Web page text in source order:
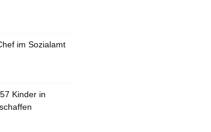
im Sozialamt
Kinder in